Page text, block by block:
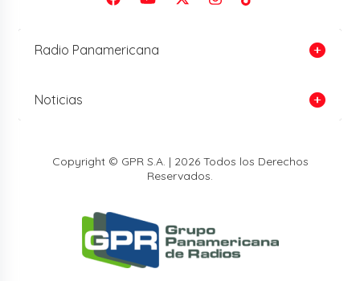
Radio Panamericana
Noticias
Copyright © GPR S.A. | 2026 Todos los Derechos
Reservados.